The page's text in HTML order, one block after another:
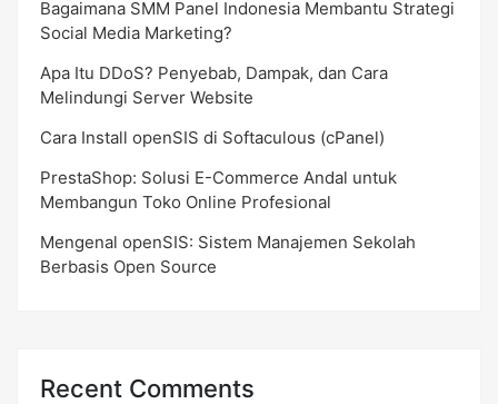
Bagaimana SMM Panel Indonesia Membantu Strategi
Social Media Marketing?
Apa Itu DDoS? Penyebab, Dampak, dan Cara
Melindungi Server Website
Cara Install openSIS di Softaculous (cPanel)
PrestaShop: Solusi E-Commerce Andal untuk
Membangun Toko Online Profesional
Mengenal openSIS: Sistem Manajemen Sekolah
Berbasis Open Source
Recent Comments